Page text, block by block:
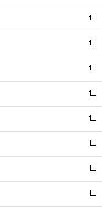
開
く
ウ
で
開
く
ン
ド
ウ
で
開
く
ウ
ィ
ン
ド
ウ
で
開
く
新
し
い
ウ
ィ
ン
ド
ウ
で
開
く
新
し
い
ウ
ィ
ン
ド
ウ
で
開
く
新
し
い
ウ
ィ
ン
ド
ウ
で
開
く
新
し
い
ウ
ィ
ン
ド
ウ
で
開
新
し
い
ウ
ィ
ン
ド
ウ
新
し
い
ウ
ィ
ン
新
し
い
ウ
新
し